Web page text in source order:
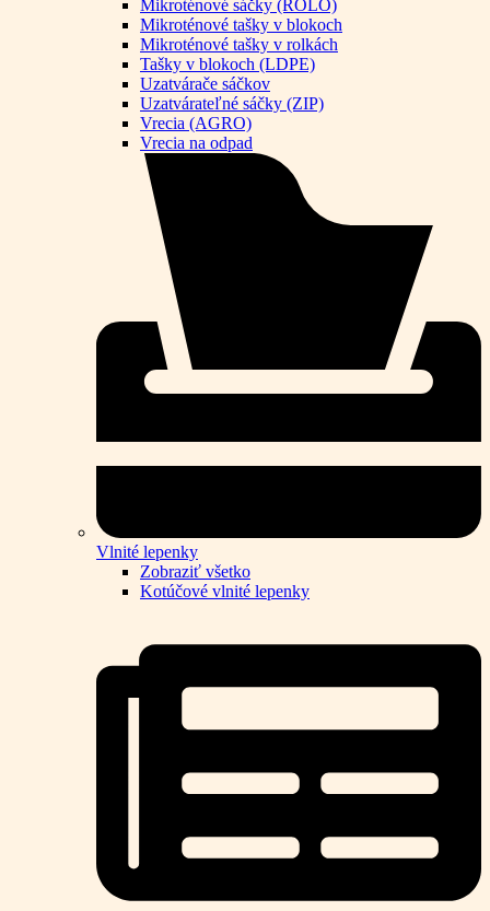
Mikroténové sáčky (ROLO)
Mikroténové tašky v blokoch
Mikroténové tašky v rolkách
Tašky v blokoch (LDPE)
Uzatvárače sáčkov
Uzatvárateľné sáčky (ZIP)
Vrecia (AGRO)
Vrecia na odpad
Vlnité lepenky
Zobraziť všetko
Kotúčové vlnité lepenky